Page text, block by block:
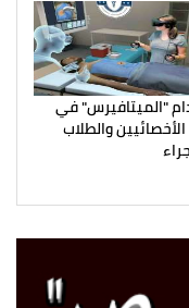
"الميتافيرس" في
والطلاب